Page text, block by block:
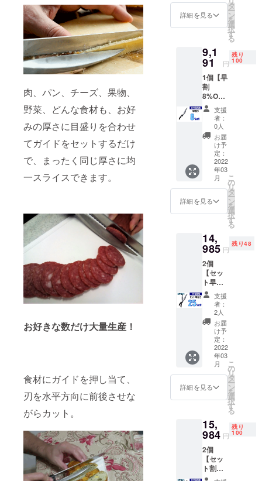
肉、パン、チーズ、果物、
野菜、どんな食材も、お好
みの厚さに目盛りを合わせ
てガイドをセットするだけ
で、まったく同じ厚さに均
一スライスできます。
お好きな数だけ大量生産！
食材にガイドを押し当て、
刃を水平方向に前後させな
がらカット。
申し上げま
す。
→ 8991
円
（税・
送料
送時
期：
2022年
3月予定
【内
容】 ■
精密ス
ライス
ナイフ
×1個 ※
製造状
況によ
り出荷
が遅れ
る場
合、早
急にご
詳細を見る
タ
ー
ン
を
選
択
す
る
9,1
91 円
残り
100
1個【早
割
8%OFF
】100名
限定 割
引 8％
コース
一般販
売予定
価格
9990円
→ 9191
円
（税・
送料
込） 発
期：
2022年
3月予定
【内
容】 ■
精密ス
ライス
ナイフ
×1個 ※
製造状
況によ
り出荷
が遅れ
る場
合、早
急にご
連絡致
支援
者：
0人
お届
け予
定：
2022
年03
月
詳細を見る
こ
の
リ
タ
ー
ン
を
選
択
す
る
14,
985 円
残り48
2個
【セッ
ト早割
25%OF
F】50名
限定 割
引
25％
コース
一般販
売予定
価格
19980
円 →
14985
円
送料
込） 発
送時
期：
2022年
3月予定
【内
支援
者：
2人
お届
け予
定：
2022
年03
月
詳細を見る
こ
の
リ
タ
ー
ン
を
選
択
す
る
15,
984 円
残り
100
2個
【セッ
ト割
20%OF